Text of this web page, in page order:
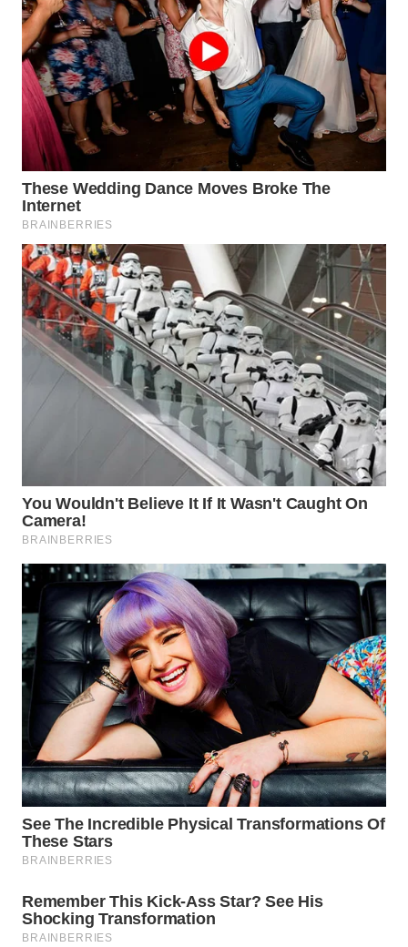
WN
SUBANG
WN
SUKABUMI
WN
PURWAKARTA
WN
PRIANGAN
TIMUR
WN
SEMARANG
WN
WN
MADURA
WN
SURABAYA
WN
NATUNA
WN
BINTAN
WN
MANDALIKA
WN
LIKUPANG
WN
LABUANBAJO